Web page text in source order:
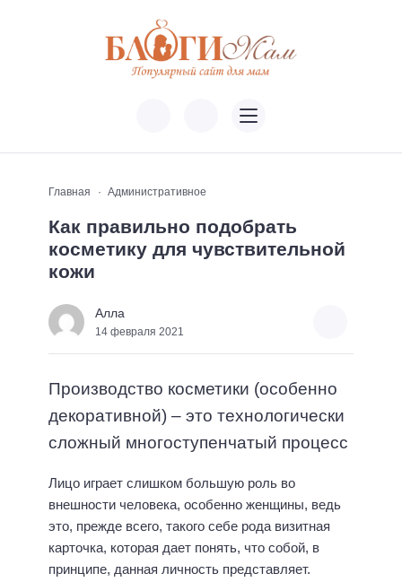
Главная Административное
Как правильно подобрать
косметику для чувствительной
кожи
Алла
14 февраля 2021
Производство косметики (особенно
декоративной) – это технологически
сложный многоступенчатый процесс
Лицо играет слишком большую роль во
внешности человека, особенно женщины, ведь
это, прежде всего, такого себе рода визитная
карточка, которая дает понять, что собой, в
принципе, данная личность представляет.